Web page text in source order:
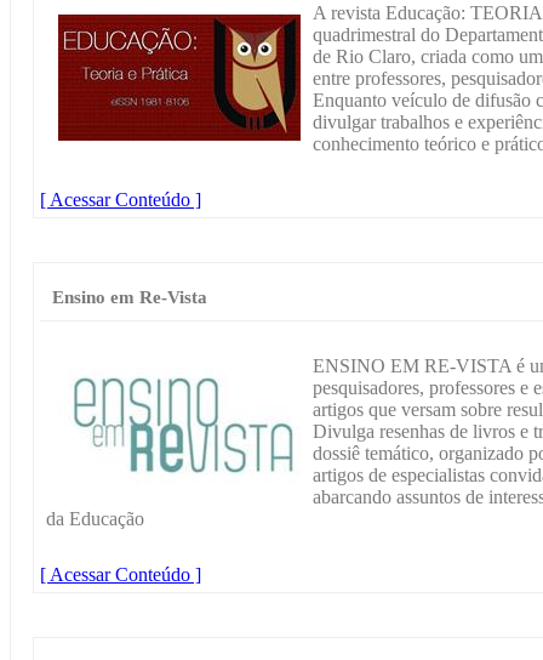
A revista Educação:
quadrimestral do
de Rio Claro, criada como
entre professores,
Enquanto veículo de difusão
divulgar trabalhos e
conhecimento teórico e
[ Acessar Conteúdo ]
Ensino em Re-Vista
ENSINO EM RE-VISTA é
pesquisadores, professores e
artigos que versam sobre
Divulga resenhas de livros e
dossiê temático, organizado
artigos de especialistas
abarcando assuntos de
da Educação
[ Acessar Conteúdo ]